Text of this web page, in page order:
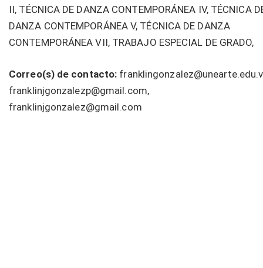
II, TÉCNICA DE DANZA CONTEMPORÁNEA IV, TÉCNICA
DANZA CONTEMPORÁNEA V, TÉCNICA DE DANZA
CONTEMPORÁNEA VII, TRABAJO ESPECIAL DE GRADO,
Correo(s) de contacto:
franklinjgonzalezp@gmail.com,
franklinjgonzalez@gmail.com